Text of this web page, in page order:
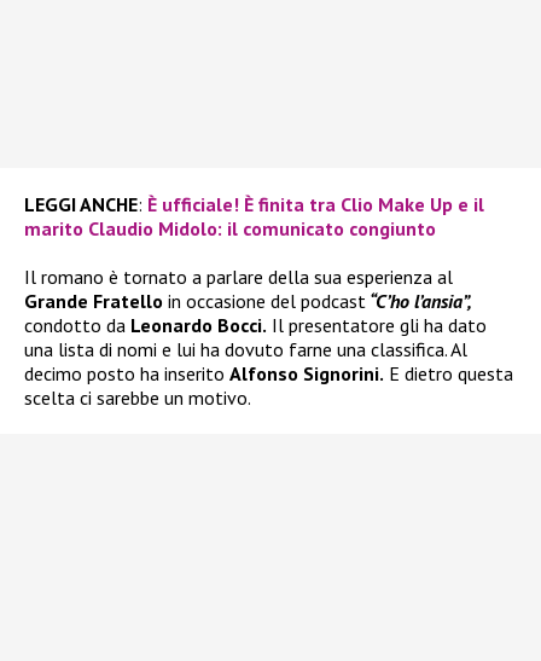
LEGGI ANCHE: È ufficiale! È finita tra Clio Make Up e il
marito Claudio Midolo: il comunicato congiunto
Il romano è tornato a parlare della sua esperienza al
Grande Fratello in occasione del podcast “C’ho l’ansia”,
condotto da Leonardo Bocci. Il presentatore gli ha dato
una lista di nomi e lui ha dovuto farne una classifica. Al
decimo posto ha inserito Alfonso Signorini. E dietro questa
scelta ci sarebbe un motivo.